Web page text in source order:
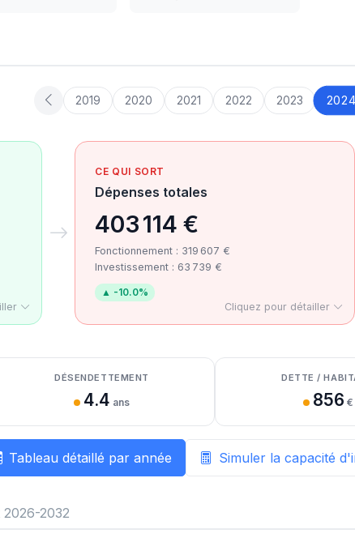
2019 2020 2021 2022 2023 2024
CE QUI SORT
Dépenses totales
403 114 €
Fonctionnement : 319 607 €
Investissement : 63 739 €
▲ -10.0%
Cliquez pour détailler
DÉSENDETTEMENT
4.4 ans
DETTE /
856 €
Tableau détaillé par année Simuler la capacité
2032